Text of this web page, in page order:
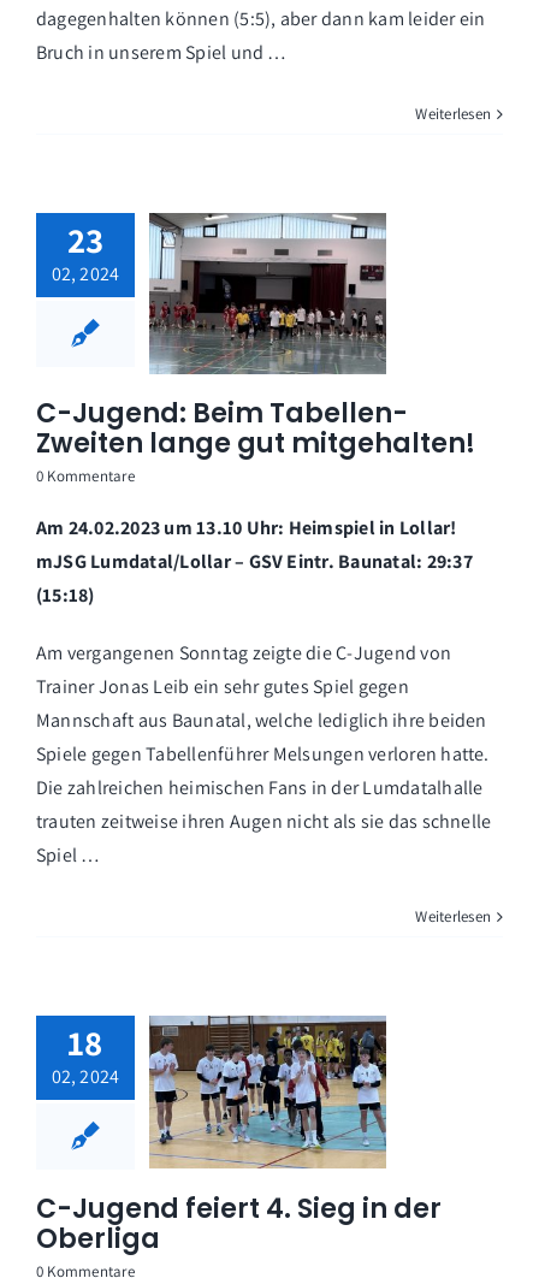
dagegenhalten können (5:5), aber dann kam leider ein
Bruch in unserem Spiel und …
Weiterlesen
23
02, 2024
C-Jugend: Beim Tabellen-
Zweiten lange gut mitgehalten!
0 Kommentare
Am 24.02.2023 um 13.10 Uhr: Heimspiel in Lollar!
mJSG Lumdatal/Lollar – GSV Eintr. Baunatal: 29:37
(15:18)
Am vergangenen Sonntag zeigte die C-Jugend von
Trainer Jonas Leib ein sehr gutes Spiel gegen
Mannschaft aus Baunatal, welche lediglich ihre beiden
Spiele gegen Tabellenführer Melsungen verloren hatte.
Die zahlreichen heimischen Fans in der Lumdatalhalle
trauten zeitweise ihren Augen nicht als sie das schnelle
Spiel …
Weiterlesen
18
02, 2024
C-Jugend feiert 4. Sieg in der
Oberliga
0 Kommentare